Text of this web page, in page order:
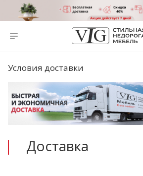
Условия доставки
Доставка